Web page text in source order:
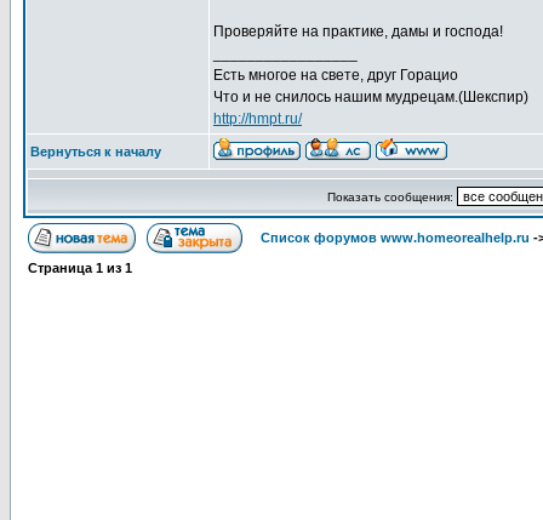
Проверяйте на практике, дамы и господа!
Есть многое на свете, друг Горацио
Что и не снилось нашим мудрецам.(Шекспир)
http://hmpt.ru/
Вернуться к началу
Показать сообщения:
Список форумов www.homeorealhelp.ru -
Страница 1 из 1